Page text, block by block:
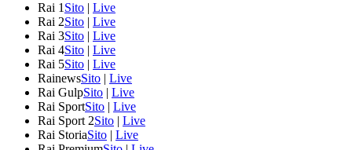
Rai 1 Sito | Live
Rai 2Sito | Live
Rai 3Sito | Live
Rai 4Sito | Live
Rai 5Sito | Live
RainewsSito | Live
Rai GulpSito | Live
Rai SportSito | Live
Rai Sport 2Sito | Live
Rai StoriaSito | Live